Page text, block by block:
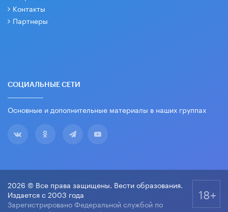
Контакты
Партнеры
СОЦИАЛЬНЫЕ СЕТИ
Основные и дополнительные материалы в наших группах
2026 © Все права защищены. Вести образования.
Издается с 2003 года
Зарегистрировано Федеральной службой по
18+